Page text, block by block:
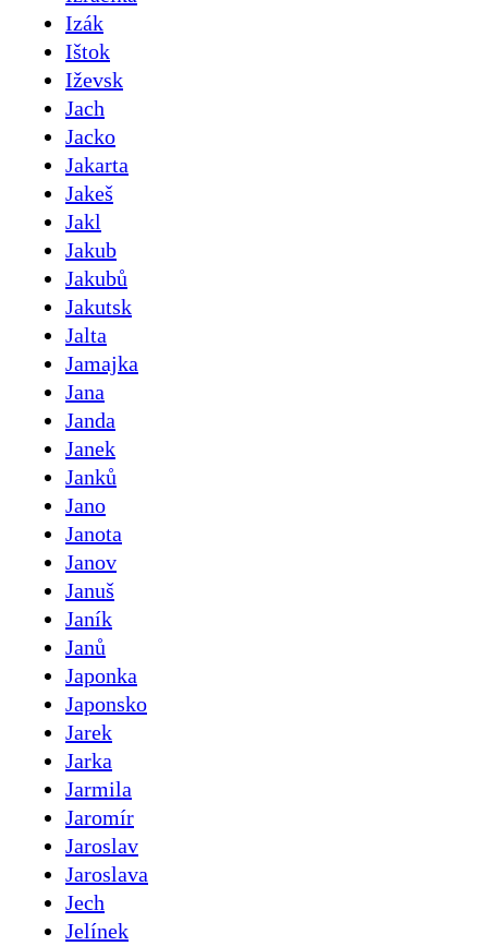
Izák
Ištok
Iževsk
Jach
Jacko
Jakarta
Jakeš
Jakl
Jakub
Jakubů
Jakutsk
Jalta
Jamajka
Jana
Janda
Janek
Janků
Jano
Janota
Janov
Januš
Janík
Janů
Japonka
Japonsko
Jarek
Jarka
Jarmila
Jaromír
Jaroslav
Jaroslava
Jech
Jelínek